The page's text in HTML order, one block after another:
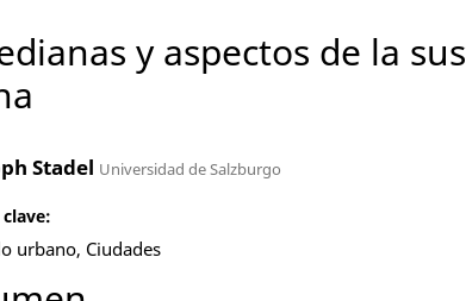
y aspectos de la
Stadel Universidad de Salzburgo
urbano, Ciudades